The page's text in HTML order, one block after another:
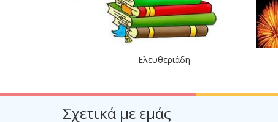
Ελευθεριάδη
Σχετικά με εμάς